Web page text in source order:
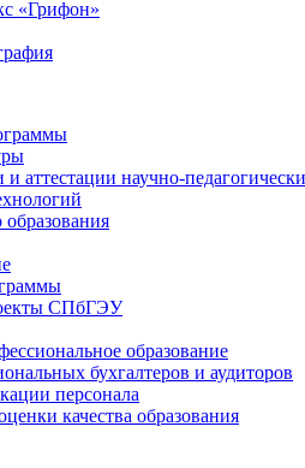
«Грифон»
аттестации научно-
СПбГЭУ
образование
бухгалтеров и аудиторов
персонала
качества образования